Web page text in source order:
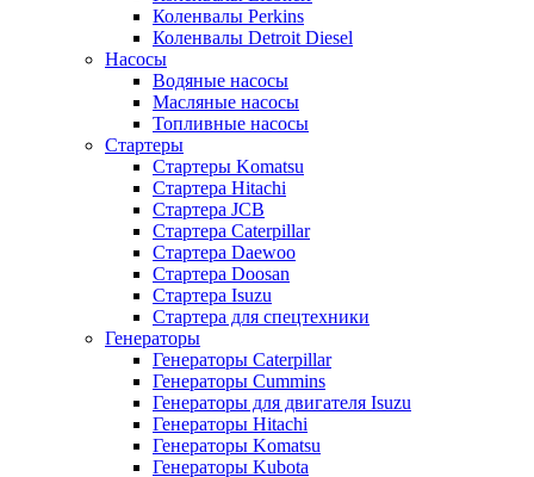
Коленвалы Perkins
Коленвалы Detroit Diesel
Насосы
Водяные насосы
Масляные насосы
Топливные насосы
Стартеры
Стартеры Komatsu
Стартера Hitachi
Стартера JCB
Стартера Caterpillar
Стартера Daewoo
Стартера Doosan
Стартера Isuzu
Стартера для спецтехники
Генераторы
Генераторы Caterpillar
Генераторы Cummins
Генераторы для двигателя Isuzu
Генераторы Hitachi
Генераторы Komatsu
Генераторы Kubota